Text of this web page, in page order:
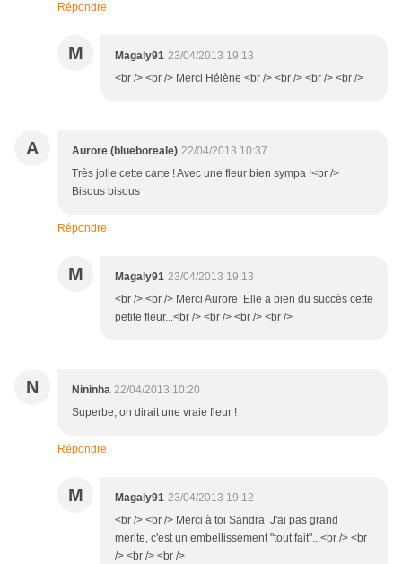
Répondre
M Magaly91 23/04/2013 19:13
<br /> <br /> Merci Hélène <br /> <br /> <br /> <br />
A Aurore (blueboreale) 22/04/2013 10:37
Très jolie cette carte ! Avec une fleur bien sympa !<br />
Bisous bisous
Répondre
M Magaly91 23/04/2013 19:13
<br /> <br /> Merci Aurore Elle a bien du succès cette
petite fleur...<br /> <br /> <br /> <br />
N Nininha 22/04/2013 10:20
Superbe, on dirait une vraie fleur !
Répondre
M Magaly91 23/04/2013 19:12
<br /> <br /> Merci à toi Sandra J'ai pas grand
mérite, c'est un embellissement "tout fait"...<br /> <br
/> <br /> <br />